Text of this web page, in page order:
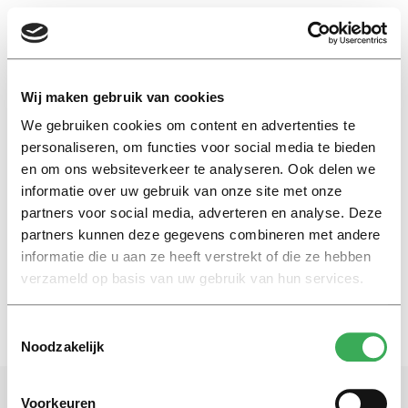
Wij maken gebruik van cookies
We gebruiken cookies om content en advertenties te
personaliseren, om functies voor social media te bieden
en om ons websiteverkeer te analyseren. Ook delen we
informatie over uw gebruik van onze site met onze
partners voor social media, adverteren en analyse. Deze
partners kunnen deze gegevens combineren met andere
informatie die u aan ze heeft verstrekt of die ze hebben
verzameld op basis van uw gebruik van hun services.
Noodzakelijk
Voorkeuren
EN
Coen Vermeulen
International
Bicycle Hopping also in Tilburg
06 januari 2016